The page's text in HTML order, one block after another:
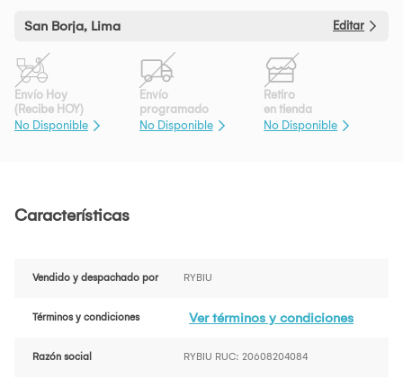
San Borja, Lima Editar
Envío Hoy
(Recibe HOY)
No Disponible
Envío
programado
No Disponible
Retiro
en tienda
No Disponible
Características
Vendido y despachado por RYBIU
Términos y condiciones Ver términos y condiciones
Razón social RYBIU RUC: 20608204084